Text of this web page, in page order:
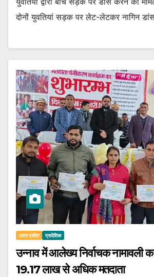
दोनों युवतियां सड़क पर लेट-लेटकर नागिन
उत्तर प्रदेश प्रादेशिक
उन्नाव में आलेख्य निर्वाचक नामावली
19.17 लाख से अधिक मतदाता